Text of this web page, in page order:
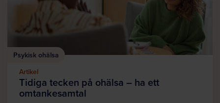
Psykisk ohälsa
Artikel
Tidiga tecken på ohälsa – ha ett
omtankesamtal